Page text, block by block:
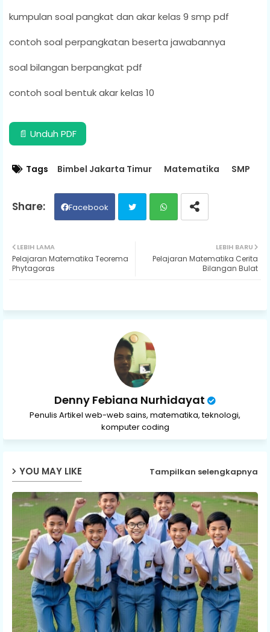
kumpulan soal pangkat dan akar kelas 9 smp pdf
contoh soal perpangkatan beserta jawabannya
soal bilangan berpangkat pdf
contoh soal bentuk akar kelas 10
📄 Unduh PDF
Tags Bimbel Jakarta Timur Matematika SMP
Facebook
ter ats
LEBIH BARU
Pelajaran Matematika Cerita
Bilangan Bulat
LEBIH LAMA
Pelajaran Matematika Teorema
Phytagoras
Denny Febiana Nurhidayat
Penulis Artikel web-web sains, matematika, teknologi,
komputer coding
YOU MAY LIKE Tampilkan selengkapnya